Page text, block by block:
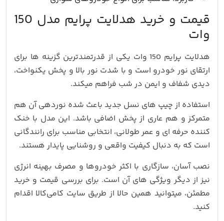
قیمت و خرید هدلایت پرایم مدل 150
وات
هدلایت پرایم 150 وات یکی از قدرتمندترین گزینه‌ ها برای
ارتقای نور خودرو است و با شدت نور بالا و پخش یکنواخت،
دیدی شفاف و ایمن در شب فراهم میکند.
استفاده از چیپ‌ های نسل جدید باعث شده نوردهی آن هم
متمرکز و هم عاری از پخش اضافی باشد. این مدل با خنک‌
کننده حرفه‌ ای و عمر طولانی، انتخابی مناسب برای رانندگانی
است که به‌ دنبال کیفیت واقعی و روشنایی پایدار هستند.
نصب آسان، سازگاری با اکثر خودروها و مصرف بهینه انرژی
نیز از دیگر ویژگی‌ های آن است. برای بررسی قیمت و خرید
مطمئن، میتوانید همین حالا از طریق سایت کامی‌کالا اقدام
کنید.